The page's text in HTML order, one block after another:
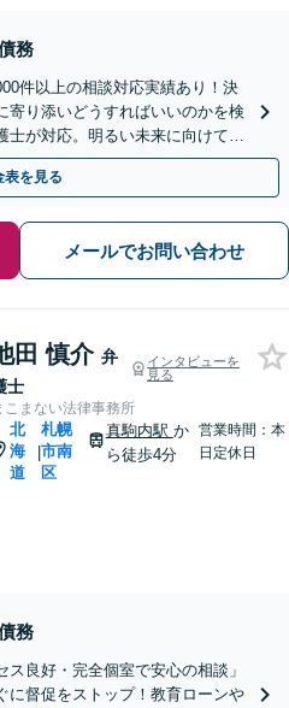
務
件以上の相談対応実績あり！決
寄り添いどうすればいいのかを検
士が対応。明るい未来に向けて一
談可】【完全個室】
表を見る
メールでお問い合わせ
田 慎介 弁
士
インタビューを
見る
こまない法律事務所
北
海
道
|
札幌
市南
区
真駒内駅 か
ら徒歩4分
営業時間：本
日定休日
務
ス良好・完全個室で安心の相談」
に督促をストップ！教育ローンや